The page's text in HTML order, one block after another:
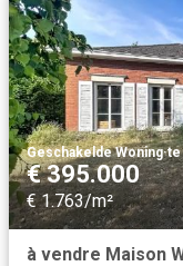
Geschakelde Woning·te
€ 395.000
€ 1.763/m²
à vendre Maison